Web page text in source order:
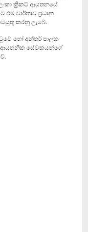
ක්‍රිකට් ආයතනයේ
වාර්තාව ප්‍රධාන
කරනු ලැබේ.
හෝ අන්තර් පාලක
ආයතනික සේවකයන්ගේ